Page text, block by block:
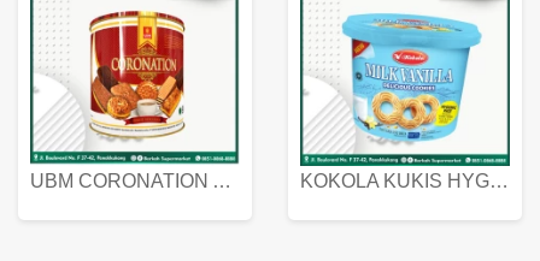
UBM CORONATION ASSORTED BISKUIT KALENG 450 GRAM KOKOLA KUKIS HYGIENIC MILK VANILLA PACK 320 GR